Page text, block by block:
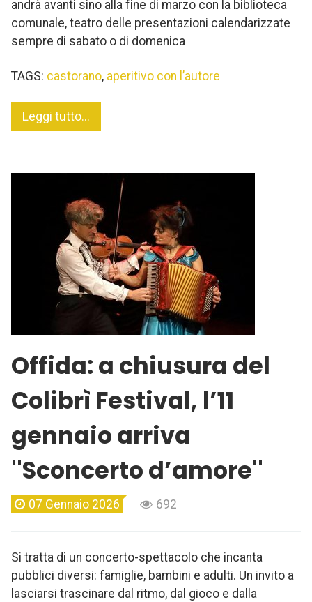
andrà avanti sino alla fine di marzo con la biblioteca
comunale, teatro delle presentazioni calendarizzate
sempre di sabato o di domenica
TAGS: castorano, aperitivo con l’autore
Leggi tutto...
Offida: a chiusura del
Colibrì Festival, l’11
gennaio arriva
''Sconcerto d’amore''
07 Gennaio 2026 692
Si tratta di un concerto-spettacolo che incanta
pubblici diversi: famiglie, bambini e adulti. Un invito a
lasciarsi trascinare dal ritmo, dal gioco e dalla